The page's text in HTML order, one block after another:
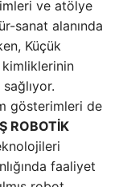
ve atölye
sanat alanında
Küçük
kimliklerinin
gösterimleri de
ROBOTİK
faaliyet